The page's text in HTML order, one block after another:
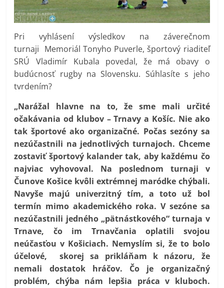
Pri vyhlásení výsledkov na záverečnom
turnaji Memoriál Tonyho Puverle, športový riaditeľ
SRÚ Vladimír Kubala povedal, že má obavy o
budúcnosť rugby na Slovensku. Súhlasíte s jeho
tvrdením?
„Narážal hlavne na to, že sme mali určité
očakávania od klubov – Trnavy a Košíc. Nie ako
tak športové ako organizačné. Počas sezóny sa
nezúčastnili na jednotlivých turnajoch. Chceme
zostaviť športový kalander tak, aby každému čo
najviac vyhovoval. Na poslednom turnaji v
Čunove Košice kvôli extrémnej maródke chýbali.
Navyše majú univerzitný tím, a toto už bol
termín mimo akademického roka. V sezóne sa
nezúčastnili jedného „pätnástkového“ turnaja v
Trnave, čo im Trnavčania oplatili svojou
neúčasťou v Košiciach. Nemyslím si, že to bolo
účelové, skorej sa prikláňam k názoru, že
nemali dostatok hráčov. Čo je organizačný
problém, chýba nám lepšia práca v kluboch.